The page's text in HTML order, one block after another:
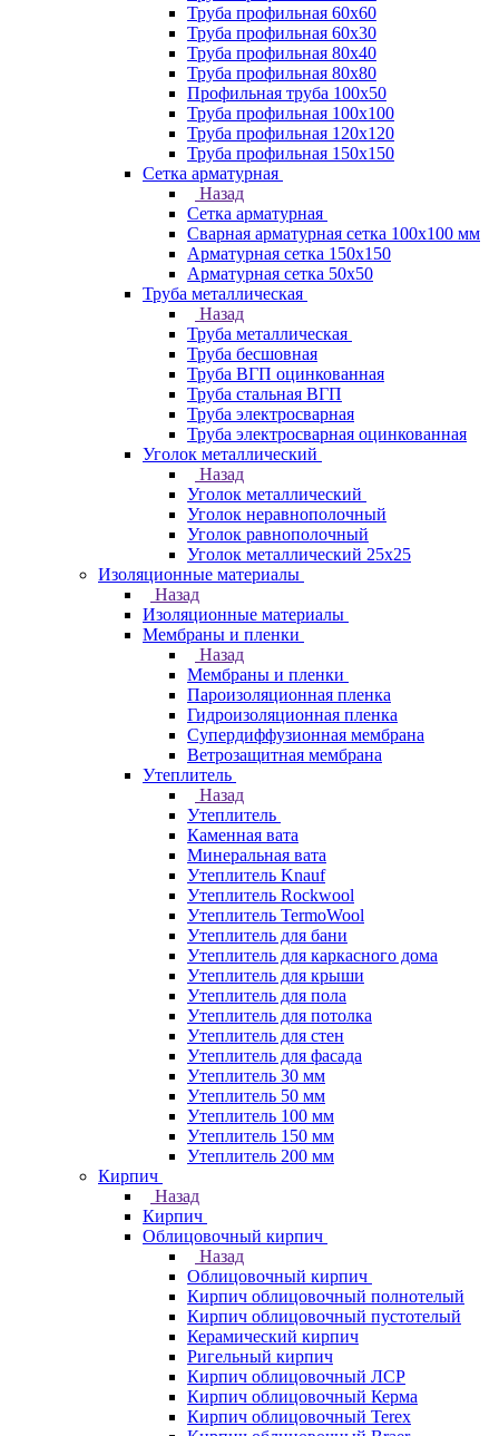
Труба профильная 60x60
Труба профильная 60х30
Труба профильная 80х40
Труба профильная 80х80
Профильная труба 100х50
Труба профильная 100х100
Труба профильная 120х120
Труба профильная 150х150
Сетка арматурная
Назад
Сетка арматурная
Сварная арматурная сетка 100х100 мм
Арматурная сетка 150х150
Арматурная сетка 50х50
Труба металлическая
Назад
Труба металлическая
Труба бесшовная
Труба ВГП оцинкованная
Труба стальная ВГП
Труба электросварная
Труба электросварная оцинкованная
Уголок металлический
Назад
Уголок металлический
Уголок неравнополочный
Уголок равнополочный
Уголок металлический 25х25
Изоляционные материалы
Назад
Изоляционные материалы
Мембраны и пленки
Назад
Мембраны и пленки
Пароизоляционная пленка
Гидроизоляционная пленка
Супердиффузионная мембрана
Ветрозащитная мембрана
Утеплитель
Назад
Утеплитель
Каменная вата
Минеральная вата
Утеплитель Knauf
Утеплитель Rockwool
Утеплитель TermoWool
Утеплитель для бани
Утеплитель для каркасного дома
Утеплитель для крыши
Утеплитель для пола
Утеплитель для потолка
Утеплитель для стен
Утеплитель для фасада
Утеплитель 30 мм
Утеплитель 50 мм
Утеплитель 100 мм
Утеплитель 150 мм
Утеплитель 200 мм
Кирпич
Назад
Кирпич
Облицовочный кирпич
Назад
Облицовочный кирпич
Кирпич облицовочный полнотелый
Кирпич облицовочный пустотелый
Керамический кирпич
Ригельный кирпич
Кирпич облицовочный ЛСР
Кирпич облицовочный Керма
Кирпич облицовочный Terex